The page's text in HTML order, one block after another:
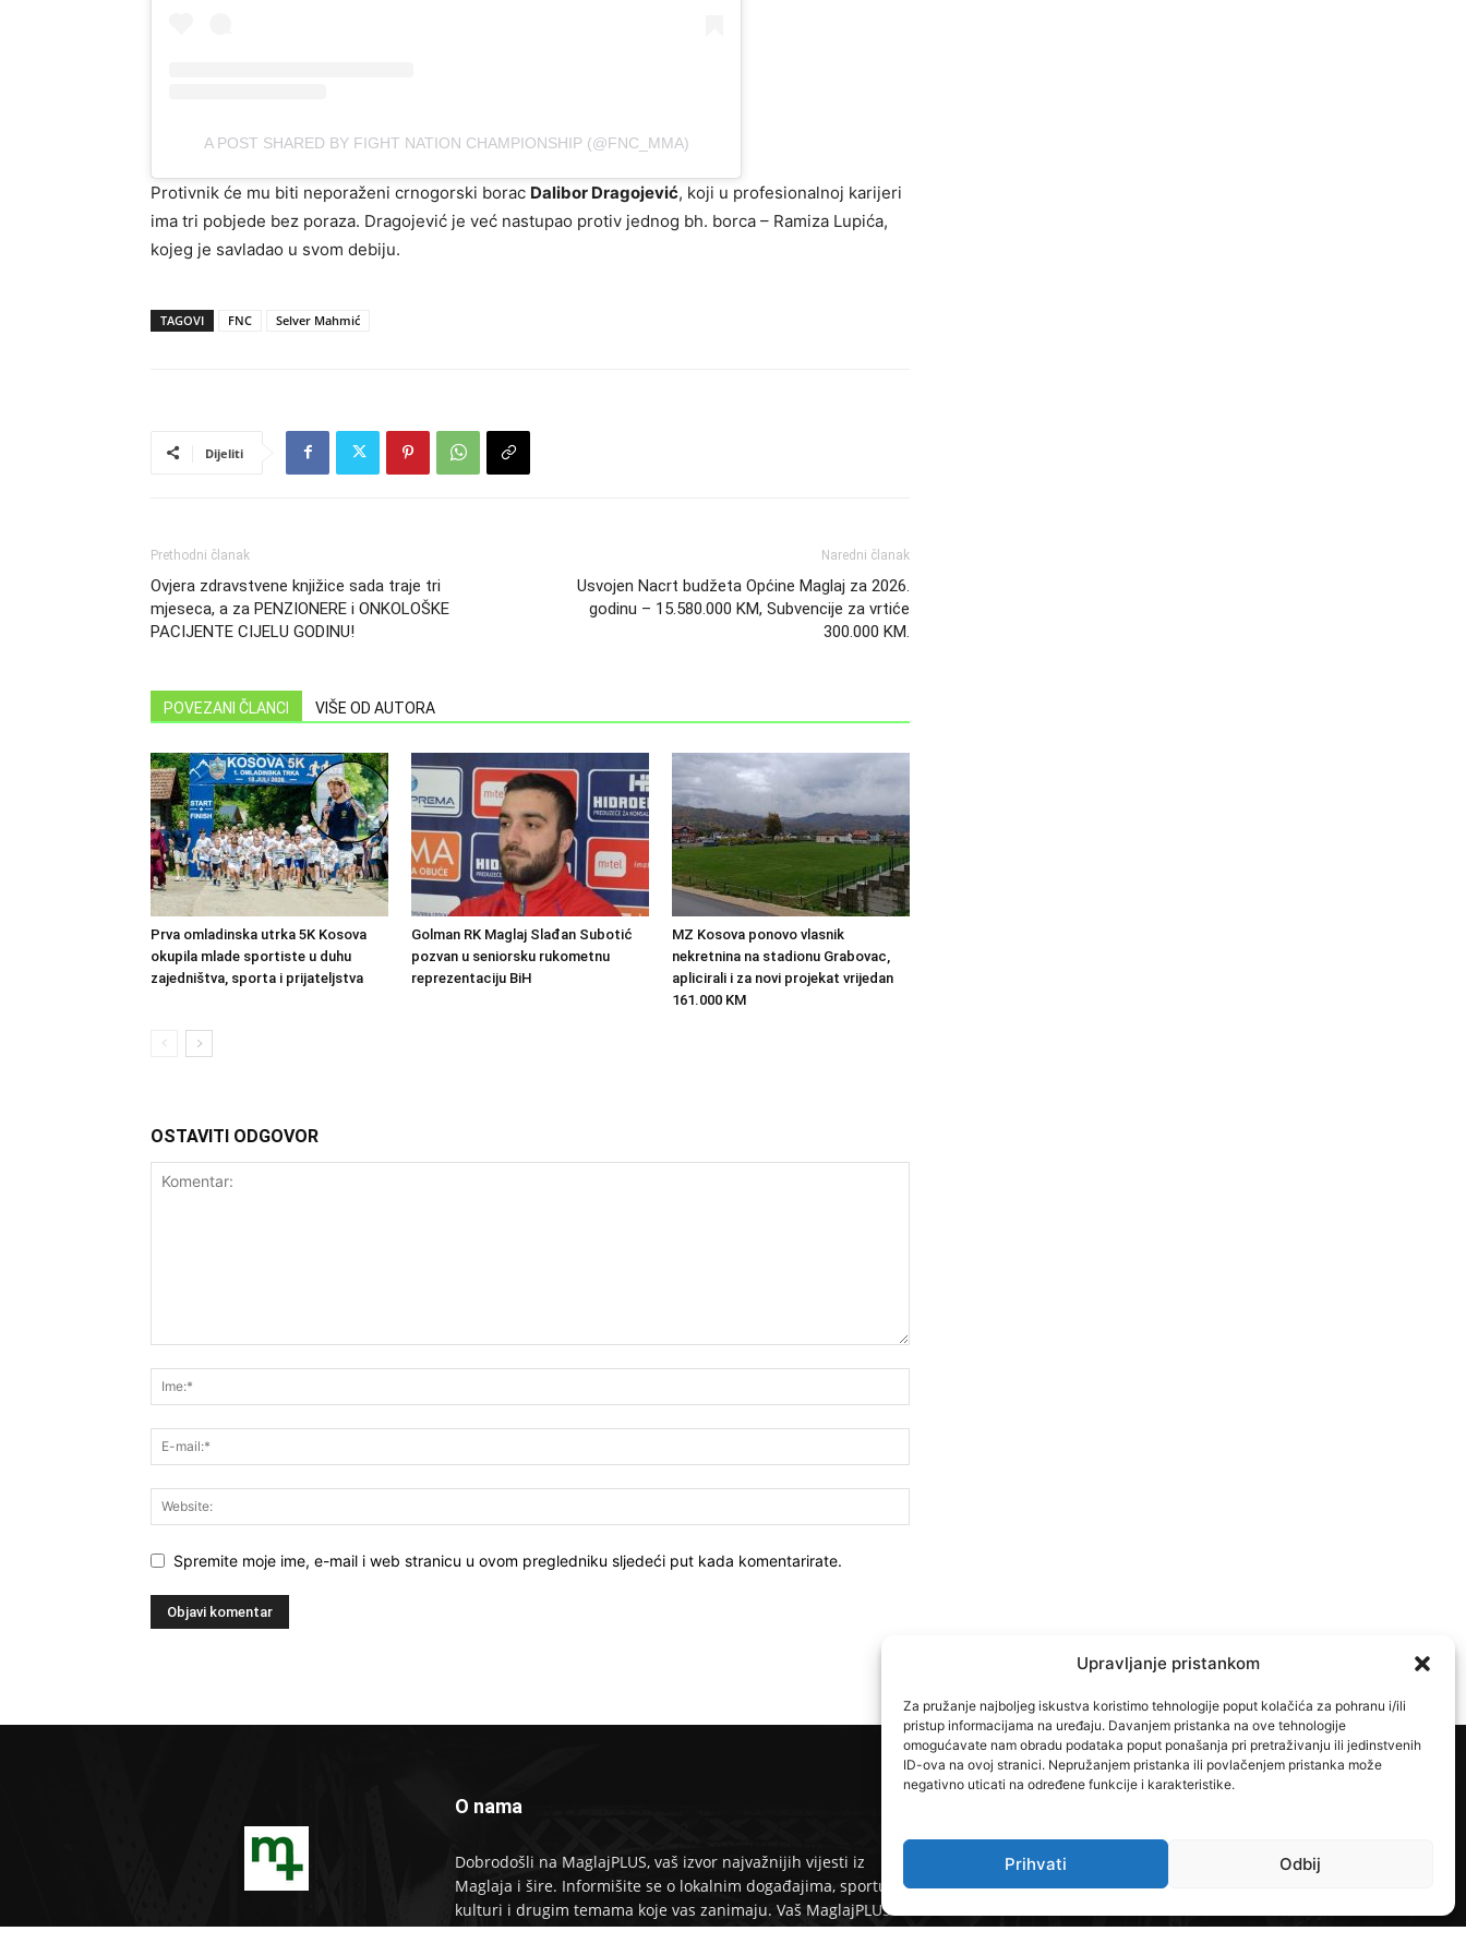
Upravljanje pristankom
Za pružanje najboljeg iskustva koristimo tehnologije poput kolačića za pohranu i/ili
pristup informacijama na uređaju. Davanjem pristanka na ove tehnologije
omogućavate nam obradu podataka poput ponašanja pri pretraživanju ili jedinstvenih
ID-ova na ovoj stranici. Nepružanjem pristanka ili povlačenjem pristanka može
negativno uticati na određene funkcije i karakteristike.
Prihvati Odbij
A POST SHARED BY FIGHT NATION CHAMPIONSHIP (@FNC_MMA)
Protivnik će mu biti neporaženi crnogorski borac Dalibor Dragojević, koji u profesionalnoj karijeri
ima tri pobjede bez poraza. Dragojević je već nastupao protiv jednog bh. borca – Ramiza Lupića,
kojeg je savladao u svom debiju.
TAGOVI FNC Selver Mahmić
Dijeliti
Prethodni članak
Ovjera zdravstvene knjižice sada traje tri
mjeseca, a za PENZIONERE i ONKOLOŠKE
PACIJENTE CIJELU GODINU!
Naredni članak
Usvojen Nacrt budžeta Općine Maglaj za 2026.
godinu – 15.580.000 KM, Subvencije za vrtiće
300.000 KM.
POVEZANI ČLANCI VIŠE OD AUTORA
Prva omladinska utrka 5K Kosova
okupila mlade sportiste u duhu
zajedništva, sporta i prijateljstva
Golman RK Maglaj Slađan Subotić
pozvan u seniorsku rukometnu
reprezentaciju BiH
MZ Kosova ponovo vlasnik
nekretnina na stadionu Grabovac,
aplicirali i za novi projekat vrijedan
161.000 KM
OSTAVITI ODGOVOR
Spremite moje ime, e-mail i web stranicu u ovom pregledniku sljedeći put kada komentarirate.
O nama
Dobrodošli na MaglajPLUS, vaš izvor najvažnijih vijesti iz
Maglaja i šire. Informišite se o lokalnim događajima, sportu,
kulturi i drugim temama koje vas zanimaju. Vaš MaglajPLUS